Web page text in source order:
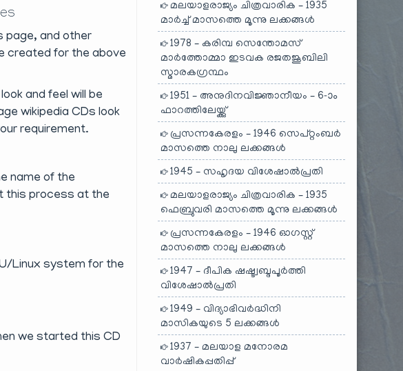
page, and other
created for the above
and feel will be
wikipedia CDs look
requirement.
name of the
this process at the
Linux system for the
we started this CD
മലയാളരാജ്യം ചിത്രവാരിക – 1935
മാർച്ച് മാസത്തെ മൂന്നു ലക്കങ്ങൾ
1978 – കരിമ്പ സെന്തോമസ്
മാർത്തോമ്മാ ഇടവക രജതജൂബിലി
സ്മാരകഗ്രന്ഥം
1951 – അനുദിനവിജ്ഞാനീയം – 6-ാം
ഫാറത്തിലേയ്ക്കു്
പ്രസന്നകേരളം – 1946 സെപ്റ്റംബർ
മാസത്തെ നാലു ലക്കങ്ങൾ
1945 – സഹൃദയ വിശേഷാൽപ്രതി
മലയാളരാജ്യം ചിത്രവാരിക – 1935
ഫെബ്രുവരി മാസത്തെ മൂന്നു ലക്കങ്ങൾ
പ്രസന്നകേരളം – 1946 ഓഗസ്റ്റ്
മാസത്തെ നാലു ലക്കങ്ങൾ
1947 – ദീപിക ഷഷ്ട്വബ്ദപൂർത്തി
വിശേഷാൽപ്രതി
1949 – വിദ്യാഭിവർദ്ധിനി
മാസികയുടെ 5 ലക്കങ്ങൾ
1937 – മലയാള മനോരമ
വാർഷികപ്പതിപ്പ്